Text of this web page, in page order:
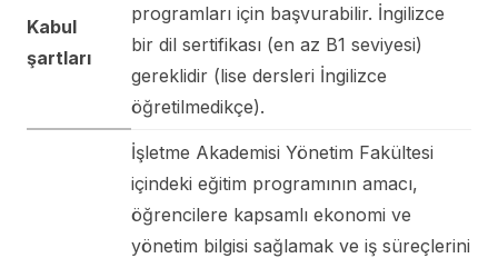
Kabul
şartları
programları için başvurabilir. İngilizce
bir dil sertifikası (en az B1 seviyesi)
gereklidir (lise dersleri İngilizce
öğretilmedikçe).
İşletme Akademisi Yönetim Fakültesi
içindeki eğitim programının amacı,
öğrencilere kapsamlı ekonomi ve
yönetim bilgisi sağlamak ve iş süreçlerini